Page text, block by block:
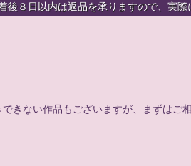
後８日以内は返品を承りますので、実際
できない作品もございますが、まずはご